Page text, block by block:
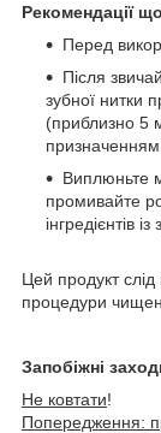
Рекомендації
Перед
Після
зубної нитки
(приблизно 5
призначенням
Виплюньте
промивайте
інгредієнтів
Цей продукт
процедури
Запобіжні
Не ковтати!
Попередження: